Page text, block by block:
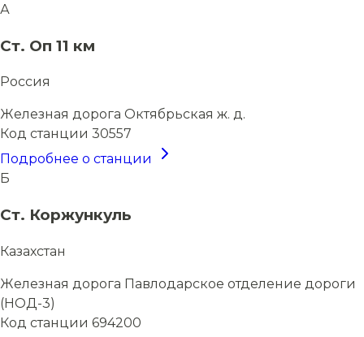
А
Ст. Оп 11 км
Россия
Железная дорога Октябрьская ж. д.
Код станции 30557
Подробнее о станции
Б
Ст. Коржункуль
Казахстан
Железная дорога Павлодарское отделение дороги
(НОД-3)
Код станции 694200